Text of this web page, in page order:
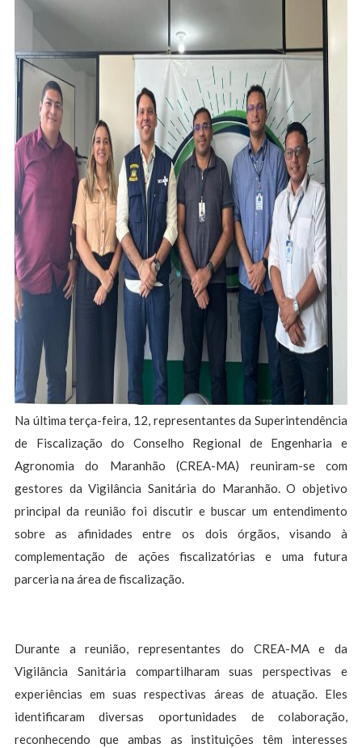
Na última terça-feira, 12, representantes da Superintendência
de Fiscalização do Conselho Regional de Engenharia e
Agronomia do Maranhão (CREA-MA) reuniram-se com
gestores da Vigilância Sanitária do Maranhão. O objetivo
principal da reunião foi discutir e buscar um entendimento
sobre as afinidades entre os dois órgãos, visando à
complementação de ações fiscalizatórias e uma futura
parceria na área de fiscalização.
Durante a reunião, representantes do CREA-MA e da
Vigilância Sanitária compartilharam suas perspectivas e
experiências em suas respectivas áreas de atuação. Eles
identificaram diversas oportunidades de colaboração,
reconhecendo que ambas as instituições têm interesses